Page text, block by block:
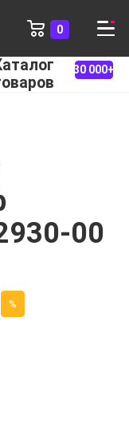
0
30 000+
00
%